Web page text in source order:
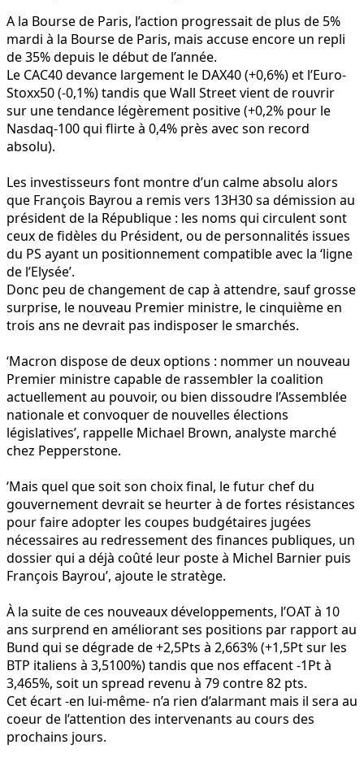
A la Bourse de Paris, l’action progressait de plus de 5%
mardi à la Bourse de Paris, mais accuse encore un repli
de 35% depuis le début de l’année.
Le CAC40 devance largement le DAX40 (+0,6%) et l’Euro-
Stoxx50 (-0,1%) tandis que Wall Street vient de rouvrir
sur une tendance légèrement positive (+0,2% pour le
Nasdaq-100 qui flirte à 0,4% près avec son record
absolu).
Les investisseurs font montre d’un calme absolu alors
que François Bayrou a remis vers 13H30 sa démission au
président de la République : les noms qui circulent sont
ceux de fidèles du Président, ou de personnalités issues
du PS ayant un positionnement compatible avec la ‘ligne
de l’Elysée’.
Donc peu de changement de cap à attendre, sauf grosse
surprise, le nouveau Premier ministre, le cinquième en
trois ans ne devrait pas indisposer le smarchés.
‘Macron dispose de deux options : nommer un nouveau
Premier ministre capable de rassembler la coalition
actuellement au pouvoir, ou bien dissoudre l’Assemblée
nationale et convoquer de nouvelles élections
législatives’, rappelle Michael Brown, analyste marché
chez Pepperstone.
‘Mais quel que soit son choix final, le futur chef du
gouvernement devrait se heurter à de fortes résistances
pour faire adopter les coupes budgétaires jugées
nécessaires au redressement des finances publiques, un
dossier qui a déjà coûté leur poste à Michel Barnier puis
François Bayrou’, ajoute le stratège.
À la suite de ces nouveaux développements, l’OAT à 10
ans surprend en améliorant ses positions par rapport au
Bund qui se dégrade de +2,5Pts à 2,663% (+1,5Pt sur les
BTP italiens à 3,5100%) tandis que nos effacent -1Pt à
3,465%, soit un spread revenu à 79 contre 82 pts.
Cet écart -en lui-même- n’a rien d’alarmant mais il sera au
coeur de l’attention des intervenants au cours des
prochains jours.